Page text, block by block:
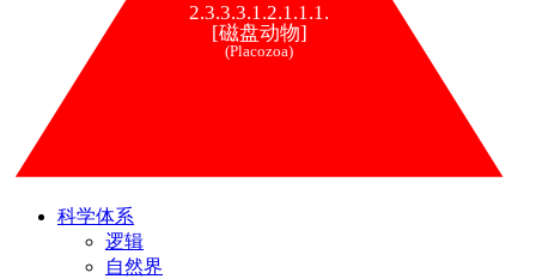
2.3.3.3.1.2.1.1.1.
[磁盘动物]
(Placozoa)
科学体系
逻辑
自然界